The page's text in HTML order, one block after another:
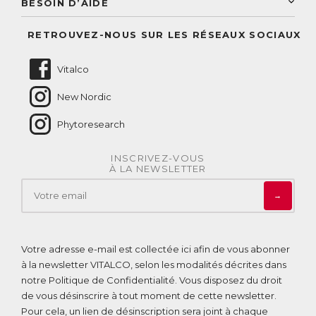
BESOIN D’AIDE
RETROUVEZ-NOUS SUR LES RÉSEAUX SOCIAUX
Vitalco
New Nordic
Phytoresearch
INSCRIVEZ-VOUS
À LA NEWSLETTER
→
Votre adresse e-mail est collectée ici afin de vous abonner
à la newsletter VITALCO, selon les modalités décrites dans
notre Politique de Confidentialité . Vous disposez du droit
de vous désinscrire à tout moment de cette newsletter.
Pour cela, un lien de désinscription sera joint à chaque